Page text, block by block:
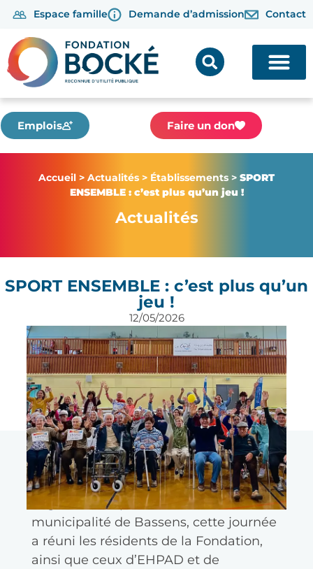
Espace famille Demande d’admission Contact
Emplois Faire un don
Accueil > Actualités > Établissements > SPORT
ENSEMBLE : c’est plus qu’un jeu !
Actualités
SPORT ENSEMBLE : c’est plus qu’un
jeu !
12/05/2026
Ce jeudi 30 octobre à Bassens, nos
animateurs ont donnéle top départ de
la 2ᵉ édition de “Sport Ensemble”
Organisée en partenariat avec la
municipalité de Bassens, cette journée
a réuni les résidents de la Fondation,
ainsi que ceux d’EHPAD et de